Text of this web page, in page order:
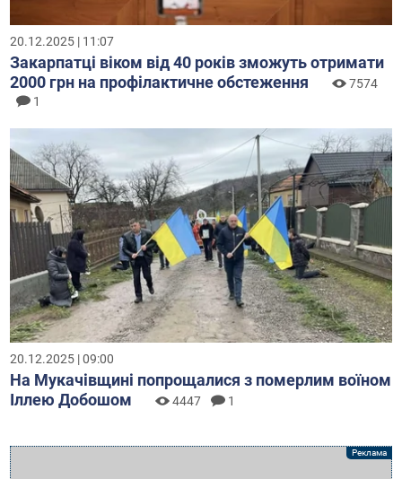
20.12.2025 | 11:07
Закарпатці віком від 40 років зможуть отримати
2000 грн на профілактичне обстеження
7574
1
20.12.2025 | 09:00
На Мукачівщині попрощалися з померлим воїном
Іллею Добошом
4447 1